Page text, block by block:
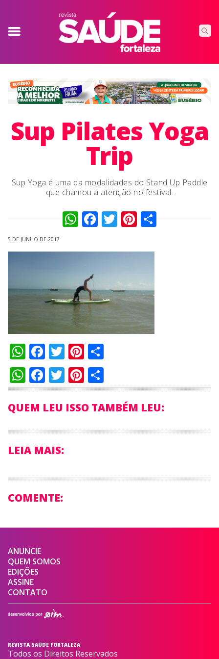
Sup Pilates Yoga
Trip
Sup Yoga é uma da modalidades do Stand Up Paddle
que chamou a atenção no festival.
WhatsApp
Facebook
TwitterPinterest
5 DE JUNHO DE 2017
WhatsApp
Facebook
Twitter
Pinterest
Compartilhar
WhatsApp
Facebook
Twitter
Pinterest
Compartilhar
QUEM LEU ISSO TAMBÉM LEU:
LEIA MAIS:
COMENTE:
ANUNCIE
QUEM SOMOS
EDIÇÕES
ASSINE
CONTATO
REVISTA SAÚDE FORTALEZA
Todos os Direitos Reservados